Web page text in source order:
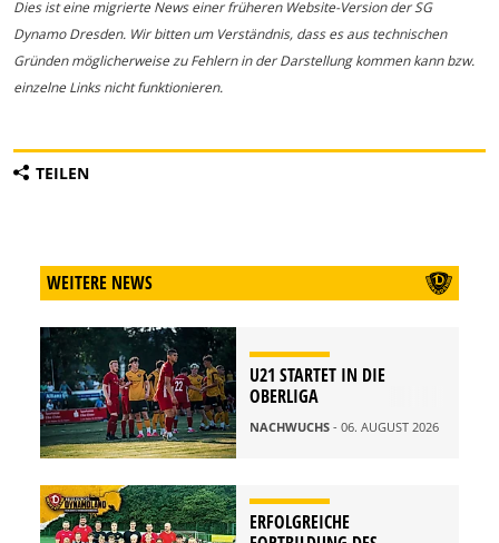
Dies ist eine migrierte News einer früheren Website-Version der SG
Dynamo Dresden. Wir bitten um Verständnis, dass es aus technischen
Gründen möglicherweise zu Fehlern in der Darstellung kommen kann bzw.
einzelne Links nicht funktionieren.
TEILEN
WEITERE NEWS
U21 STARTET IN DIE
OBERLIGA
NACHWUCHS - 06. AUGUST 2026
ERFOLGREICHE